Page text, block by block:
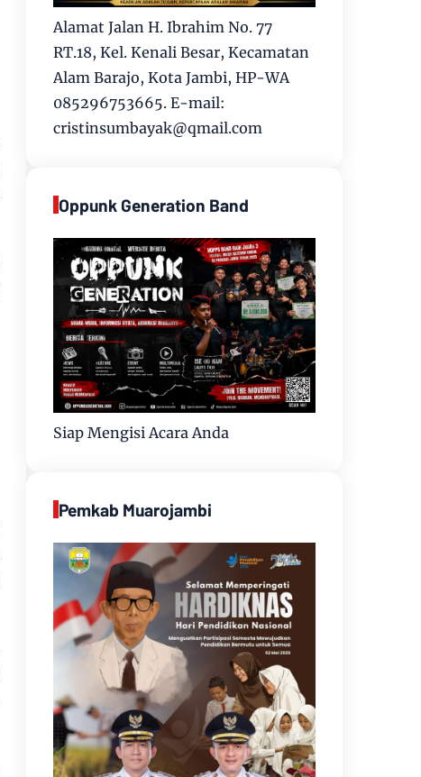
Alamat Jalan H. Ibrahim No. 77
RT.18, Kel. Kenali Besar, Kecamatan
Alam Barajo, Kota Jambi, HP-WA
085296753665. E-mail:
cristinsumbayak@qmail.com
Oppunk Generation Band
Siap Mengisi Acara Anda
Pemkab Muarojambi